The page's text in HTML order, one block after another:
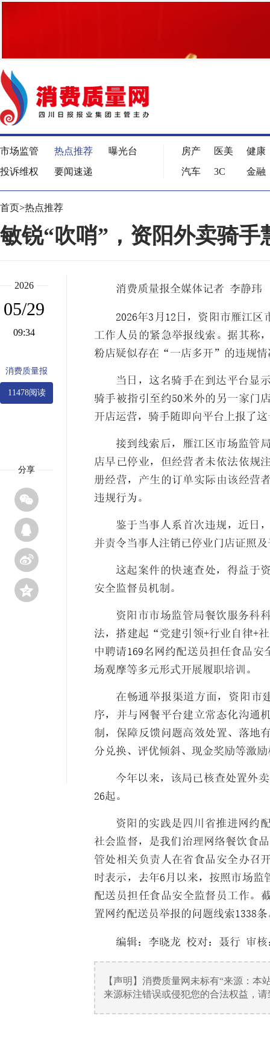
市场监管 热点推荐
曝光台
投诉维权
要闻速递
房产 医美
健康
汽车
3C 金融
首页>热点推荐
敏锐“吹哨”，资阳外卖骑手
2026
05/29
09:34
消费质量报
11478阅读
分享




消费质量报全媒体记者 李静玮
2026年3月12日，资阳市雁江
工作人员的紧急举报线索。据其称
粉店疑似存在“一店多开”的违规情
当日，这名骑手在到达平台显
骑手被指引至约50米外的另一家门
开店运营，骑手随即向平台上报了
接到线索后，雁江区市场监管
店早已停业，但经营者未依法依规
册经营，产生的订单实际由该经
违规行为。
鉴于当事人系首次违规，近日
并责令当事人注销已停业门店证照
这起案件的快速查处，得益于
安全监督员机制。
资阳市市场监管局餐饮服务科
法，搭建起“党建引领+行业自律+
中聘请169名网约配送员担任食品
场观摩等多元形式开展履职培训。
在畅通举报渠道方面，资阳
序，并与网餐平台建立常态化沟通
制，保障反馈问题高效处置、落地
分兑换、评优倾斜、现金奖励等激
今年以来，该局已核查处置外
26起。
资阳的实践是四川省推进网约
社会监督，是我们治理网络餐饮食
管处相关负责人在省食品安全办召
时表示，去年6月以来，按照市场
配送员担任食品安全监督员工作。
置网约配送员举报的问题线索1338条
编辑： 李晓龙 校对：聂行 审核
【声明】消费质量网未标有“来源：
来源标注错误或侵犯您的合法权益，